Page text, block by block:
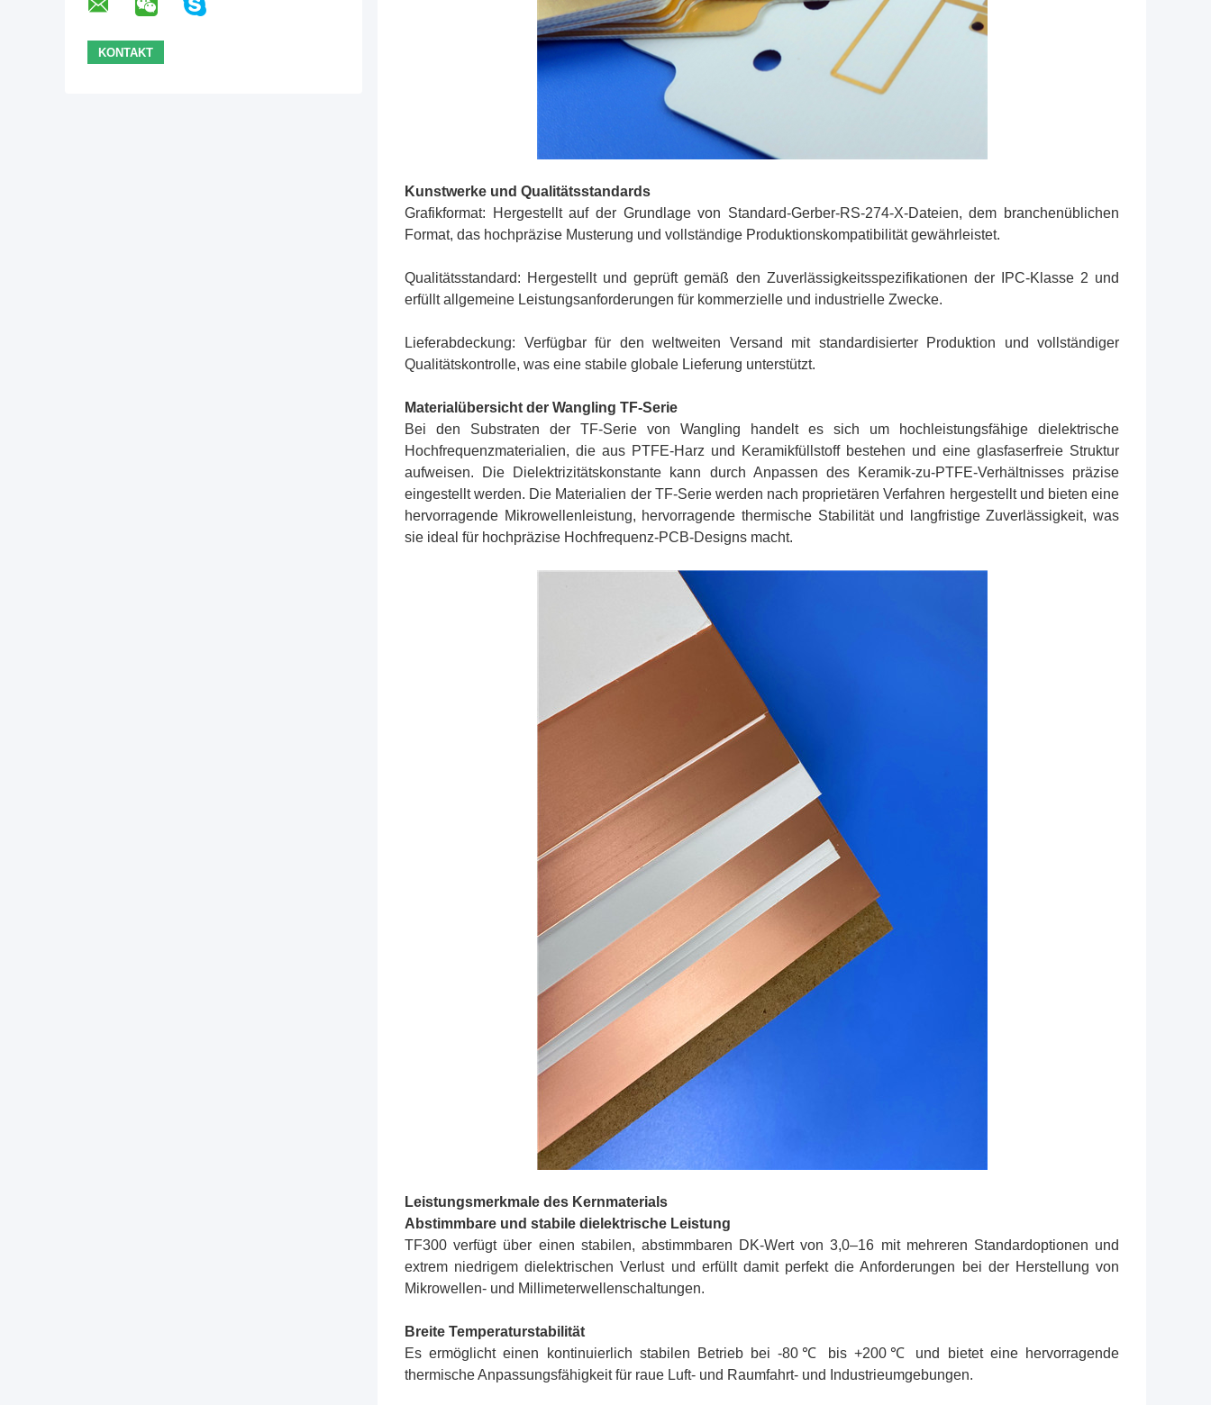
Kunstwerke und Qualitätsstandards
Grafikformat: Hergestellt auf der Grundlage von Standard-Gerber-RS-274-X-Dateien, dem branchenüblichen
Format, das hochpräzise Musterung und vollständige Produktionskompatibilität gewährleistet.
Qualitätsstandard: Hergestellt und geprüft gemäß den Zuverlässigkeitsspezifikationen der IPC-Klasse 2 und
erfüllt allgemeine Leistungsanforderungen für kommerzielle und industrielle Zwecke.
Lieferabdeckung: Verfügbar für den weltweiten Versand mit standardisierter Produktion und vollständiger
Qualitätskontrolle, was eine stabile globale Lieferung unterstützt.
Materialübersicht der Wangling TF-Serie
Bei den Substraten der TF-Serie von Wangling handelt es sich um hochleistungsfähige dielektrische
Hochfrequenzmaterialien, die aus PTFE-Harz und Keramikfüllstoff bestehen und eine glasfaserfreie Struktur
aufweisen. Die Dielektrizitätskonstante kann durch Anpassen des Keramik-zu-PTFE-Verhältnisses präzise
eingestellt werden. Die Materialien der TF-Serie werden nach proprietären Verfahren hergestellt und bieten eine
hervorragende Mikrowellenleistung, hervorragende thermische Stabilität und langfristige Zuverlässigkeit, was
sie ideal für hochpräzise Hochfrequenz-PCB-Designs macht.
Leistungsmerkmale des Kernmaterials
Abstimmbare und stabile dielektrische Leistung
TF300 verfügt über einen stabilen, abstimmbaren DK-Wert von 3,0–16 mit mehreren Standardoptionen und
extrem niedrigem dielektrischen Verlust und erfüllt damit perfekt die Anforderungen bei der Herstellung von
Mikrowellen- und Millimeterwellenschaltungen.
Breite Temperaturstabilität
Es ermöglicht einen kontinuierlich stabilen Betrieb bei -80℃ bis +200℃ und bietet eine hervorragende
thermische Anpassungsfähigkeit für raue Luft- und Raumfahrt- und Industrieumgebungen.